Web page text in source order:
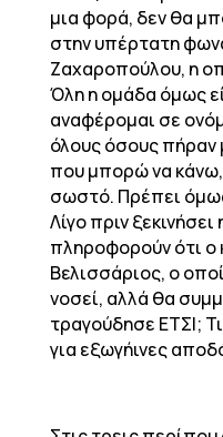
μια φορά, δεν θα
στην υπέρτατη
Ζαχαροπούλου, η
Όλη η ομάδα όμως
αναφέρομαι σε
όλους όσους πήραν
που μπορώ να κάνω,
σωστό. Πρέπει
Λίγο πριν
πληροφορούν ότι
Βελισσάριος, ο
νοσεί, αλλά θα
τραγούδησε ΕΤΣΙ;
για εξωγήινες